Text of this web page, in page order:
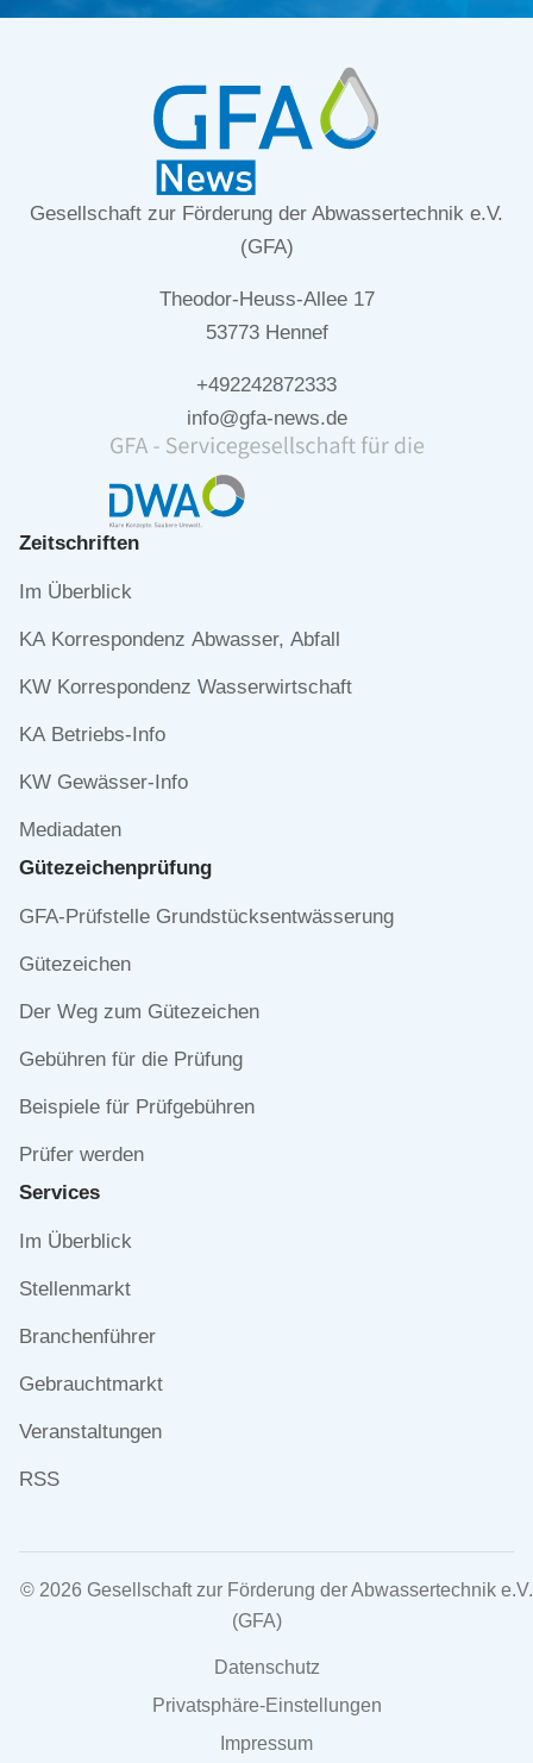
Gesellschaft zur Förderung der Abwassertechnik e.V.
(GFA)
Theodor-Heuss-Allee 17
53773 Hennef
+492242872333
info@gfa-news.de
Zeitschriften
Navigation
Im Überblick
KA Korrespondenz Abwasser, Abfall
KW Korrespondenz Wasserwirtschaft
KA Betriebs-Info
KW Gewässer-Info
Mediadaten
Gütezeichen­prüfung
Navigation
GFA-Prüfstelle Grundstücksentwässerung
Gütezeichen
Der Weg zum Gütezeichen
Gebühren für die Prüfung
Beispiele für Prüfgebühren
Prüfer werden
Services
Navigation
Im Überblick
Stellenmarkt
Branchenführer
Gebrauchtmarkt
Veranstaltungen
RSS
© 2026 Gesellschaft zur Förderung der Abwassertechnik e.V.
(GFA)
Navigation
überspringen
Datenschutz
Privatsphäre-Einstellungen
Impressum